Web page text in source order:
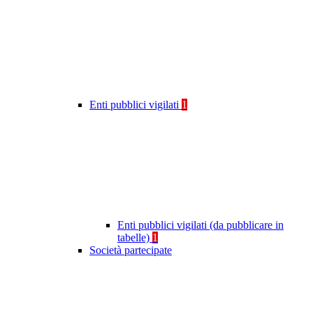
Enti pubblici vigilati 1
Enti pubblici vigilati (da pubblicare in
tabelle) 1
Società partecipate